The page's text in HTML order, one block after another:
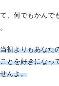
り向いてもらう
人の男性、という方も
年が離れ...
、何でもかんで
初よりもあなた
とを好きになっ
んよ。